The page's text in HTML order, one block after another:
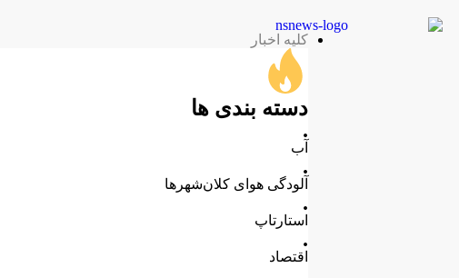
کلیه اخبار
دسته بندی ها
.
آب
.
آلودگی هوای کلان‌شهرها
.
استارتاپ
.
اقتصاد